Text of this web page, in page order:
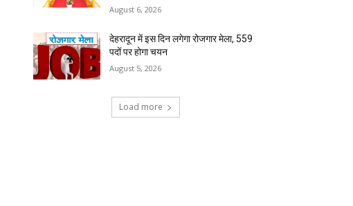
August 6, 2026
देहरादून में इस दिन लगेगा रोजगार मेला, 559
पदों पर होगा चयन
August 5, 2026
Load more